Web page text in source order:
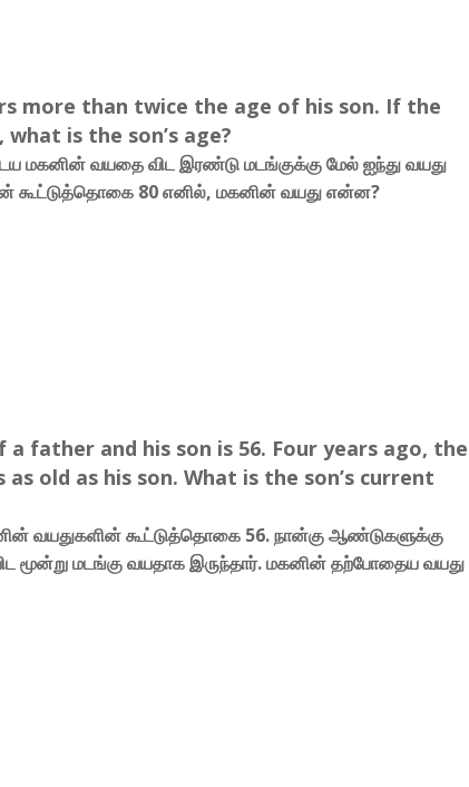
more than twice the age of his son. If the
is the son’s age?
மகனின் வயதை விட இரண்டு மடங்குக்கு மேல் ஐந்து வயது
கூட்டுத்தொகை 80 எனில், மகனின் வயது என்ன?
father and his son is 56. Four years ago, the
old as his son. What is the son’s current
வயதுகளின் கூட்டுத்தொகை 56. நான்கு ஆண்டுகளுக்கு
மூன்று மடங்கு வயதாக இருந்தார். மகனின் தற்போதைய வயது